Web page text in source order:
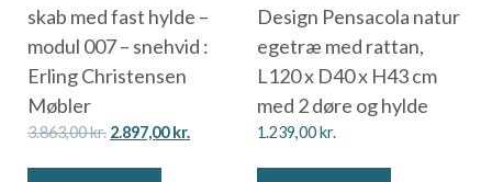
skab med fast hylde –
modul 007 – snehvid :
Erling Christensen
Møbler
3.863,00kr. 2.897,00kr.
Design Pensacola natur
egetræ med rattan,
L120 x D40 x H43 cm
med 2 døre og hylde
1.239,00kr.